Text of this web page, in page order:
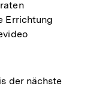
Errichtung
der nächste